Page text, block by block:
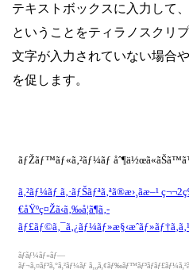
テキストボックスに入力して
ということをティラノスクリ
文字が入力されていない場合
を促します。